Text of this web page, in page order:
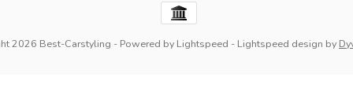
2026 Best-Carstyling - Powered by Lightspeed - Lightspeed design by